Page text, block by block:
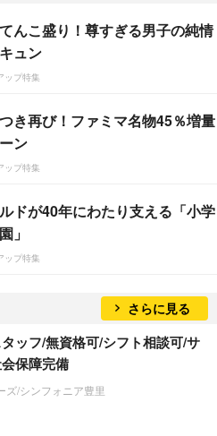
んこ盛り！尊すぎる男子の純情
ュン
ップ特集
き再び！ファミマ名物45％増量
ン
ップ特集
ドが40年にわたり支える「小学
」
ップ特集
さらに見る
ッフ/無資格可/シフト相談可/サ
保障完備
ズ/シンフォニア豊里